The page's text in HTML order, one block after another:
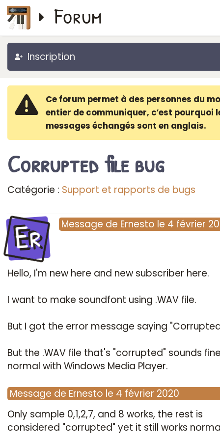
Forum
Inscription
Ce forum permet à des personnes du
entier de communiquer, c′est pourquoi
messages échangés sont en anglais.
Corrupted file bug
Catégorie : Support et rapports de bugs
Er Message de Ernesto le 4 février
Hello, I'm new here and new subscriber here.
I want to make soundfont using .WAV file.
But I got the error message saying
But the .WAV file that's "corrupted" sounds
normal with Windows Media Player.
Message de Ernesto le 4 février 2020
Only sample 0,1,2,7, and 8 works, the rest is
considered "corrupted" yet it still works